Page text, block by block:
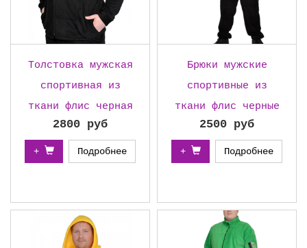
Толстовка мужская
спортивная из
ткани флис черная
2800 руб
+ Подробнее
Брюки мужские
спортивные из
ткани флис черные
2500 руб
+ Подробнее